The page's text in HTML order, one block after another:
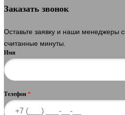
Заказать звонок
Оставьте заявку и наши менеджеры
считанные минуты.
Имя
Телефон *